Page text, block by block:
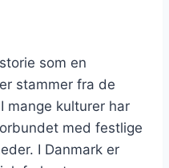
som en
stammer fra de
mange kulturer har
med festlige
I Danmark er